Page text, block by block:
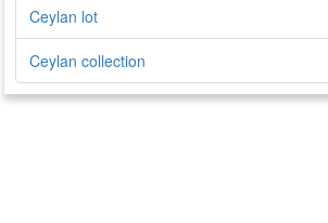
Ceylan lot
Ceylan collection